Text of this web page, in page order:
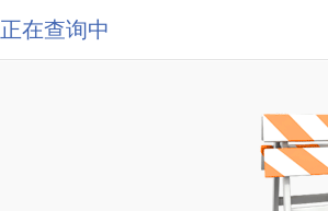
正在查询中